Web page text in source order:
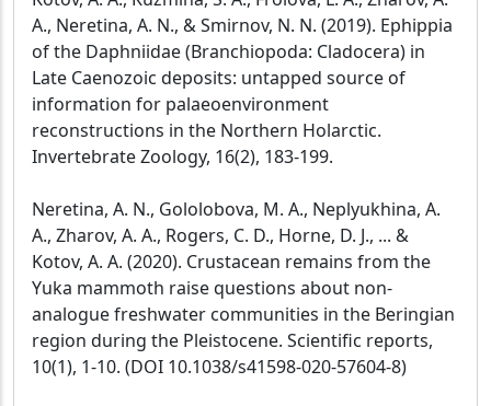
A., Neretina, A. N., & Smirnov, N. N. (2019). Ephippia
of the Daphniidae (Branchiopoda: Cladocera) in
Late Caenozoic deposits: untapped source of
information for palaeoenvironment
reconstructions in the Northern Holarctic.
Invertebrate Zoology, 16(2), 183-199.
Neretina, A. N., Gololobova, M. A., Neplyukhina, A.
A., Zharov, A. A., Rogers, C. D., Horne, D. J., ... &
Kotov, A. A. (2020). Crustacean remains from the
Yuka mammoth raise questions about non-
analogue freshwater communities in the Beringian
region during the Pleistocene. Scientific reports,
10(1), 1-10. (DOI 10.1038/s41598-020-57604-8)